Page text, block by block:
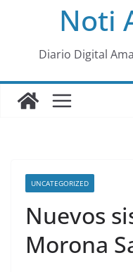
al
Noti
Diario Digital
UNCATEGORIZED
Nuevos
Morona